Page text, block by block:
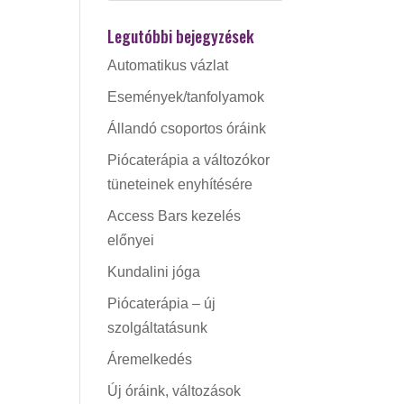
Legutóbbi bejegyzések
Automatikus vázlat
Események/tanfolyamok
Állandó csoportos óráink
Piócaterápia a változókor
tüneteinek enyhítésére
Access Bars kezelés
előnyei
Kundalini jóga
Piócaterápia – új
szolgáltatásunk
Áremelkedés
Új óráink, változások